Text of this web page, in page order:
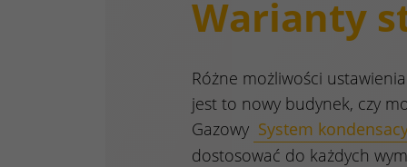
Warianty
Różne możliwości
jest to nowy budynek, czy
Gazowy System
dostosować do każdych